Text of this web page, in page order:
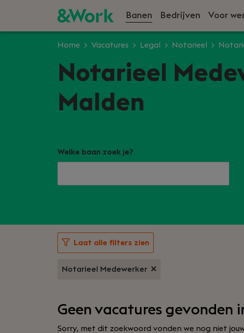
Banen Bedrijven Voor
Home Vacatures Legal Notarieel
Notarieel
Malden
Welke baan zoek je?
Laat alle filters zien
Notarieel Medewerker
Geen vacatures gevonden
Sorry, met dit zoekwoord vonden we nog niet